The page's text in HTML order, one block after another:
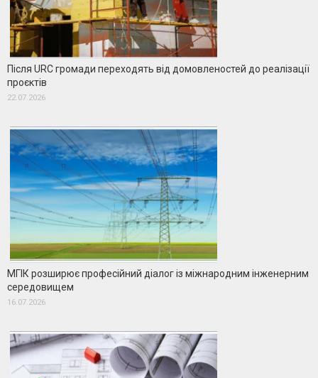
Після URC громади переходять від домовленостей до реалізації
проєктів
22.07.2026
МГІК розширює професійний діалог із міжнародним інженерним
середовищем
16.07.2026